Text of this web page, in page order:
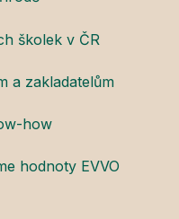
školek v ČR
a zakladatelům
how
hodnoty EVVO